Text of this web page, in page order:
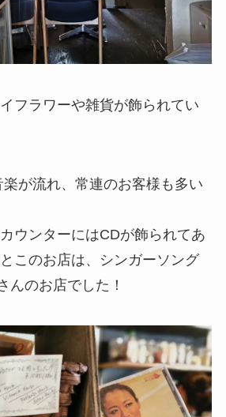
フラワーや雑貨が飾られてい
が流れ、常連のお客様も多い
ウンターにはCDが飾られてあ
このお店は、シンガーソング
んのお店でした！